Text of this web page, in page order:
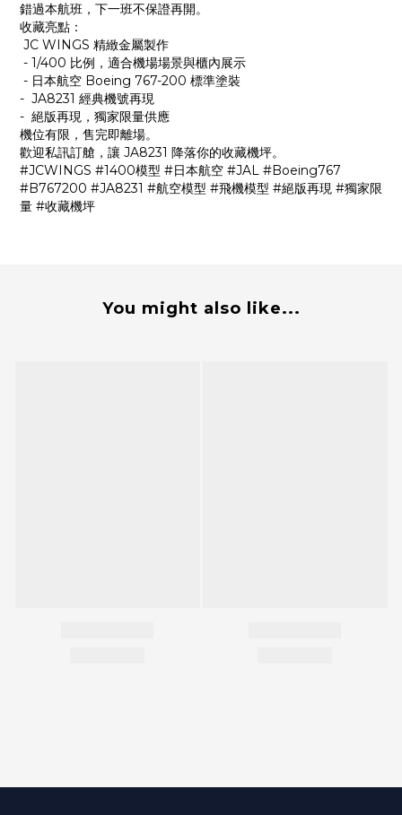
錯過本航班，下一班不保證再開。
收藏亮點：
JC WINGS 精緻金屬製作
- 1/400 比例，適合機場場景與櫃內展示
- 日本航空 Boeing 767-200 標準塗裝
- JA8231 經典機號再現
- 絕版再現，獨家限量供應
機位有限，售完即離場。
歡迎私訊訂艙，讓 JA8231 降落你的收藏機坪。
#JCWINGS #1400模型 #日本航空 #JAL #Boeing767
#B767200 #JA8231 #航空模型 #飛機模型 #絕版再現 #獨家限
量 #收藏機坪
You might also like...